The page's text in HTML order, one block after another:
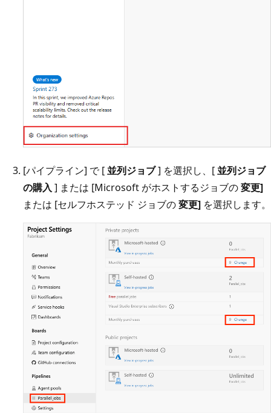
[パイプライン] で [並列ジョブ] を選択し、[並列ジョブ
の購入] または [Microsoft がホストするジョブの変更]
または [セルフホステッド ジョブの変更] を選択します。